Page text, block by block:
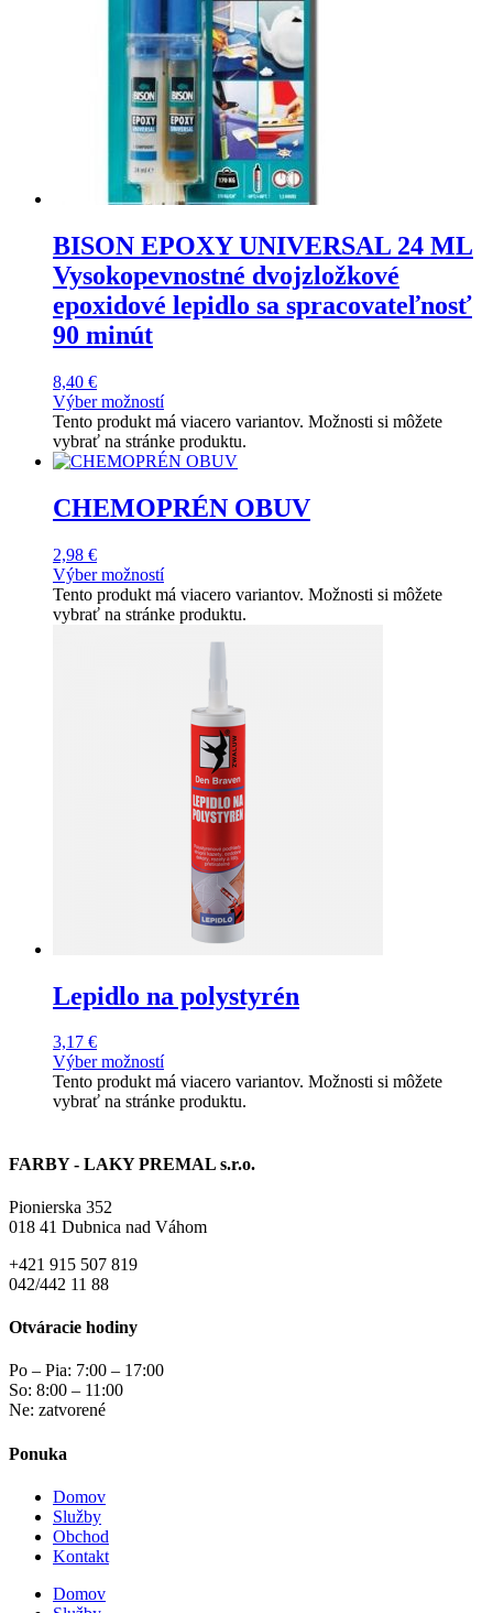
BISON EPOXY UNIVERSAL 24 ML
Vysokopevnostné dvojzložkové
epoxidové lepidlo sa spracovateľnosť
90 minút
8,40 €
Výber možností
Tento produkt má viacero variantov. Možnosti si môžete
vybrať na stránke produktu.
CHEMOPRÉN OBUV
2,98 €
Výber možností
Tento produkt má viacero variantov. Možnosti si môžete
vybrať na stránke produktu.
Lepidlo na polystyrén
3,17 €
Výber možností
Tento produkt má viacero variantov. Možnosti si môžete
vybrať na stránke produktu.
FARBY - LAKY PREMAL s.r.o.
Pionierska 352
018 41 Dubnica nad Váhom
+421 915 507 819
042/442 11 88
Otváracie hodiny
Po – Pia: 7:00 – 17:00
So: 8:00 – 11:00
Ne: zatvorené
Ponuka
Domov
Služby
Obchod
Kontakt
Domov